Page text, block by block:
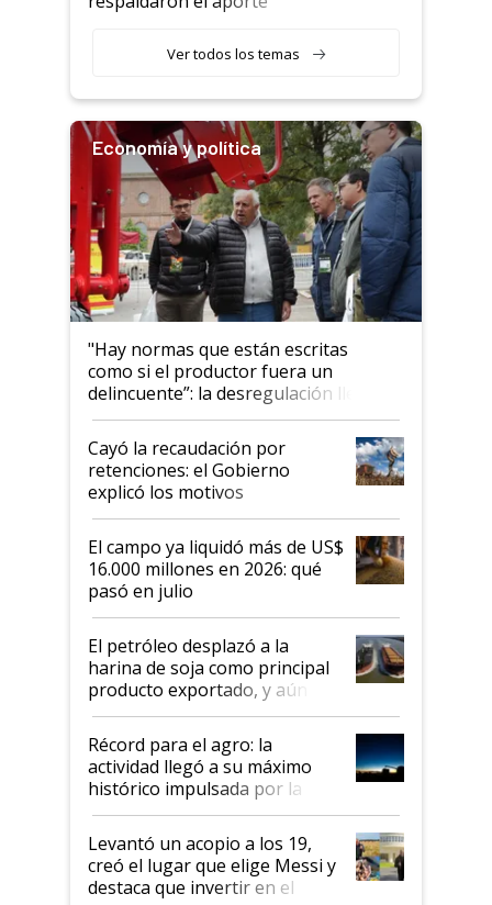
haciendo currículum"
Ver todos los temas
Economía y política
"Hay normas que están escritas
como si el productor fuera un
delincuente”: la desregulación llegó
al Congreso Aapresid y hasta se
habló del financiamiento al IPCVA
Cayó la recaudación por
retenciones: el Gobierno
explicó los motivos
El campo ya liquidó más de US$
16.000 millones en 2026: qué
pasó en julio
El petróleo desplazó a la
harina de soja como principal
producto exportado, y aún así
el agro aportó casi seis de cada
diez dólares y sostuvo el
liderazgo en un semestre
récord
Récord para el agro: la
actividad llegó a su máximo
histórico impulsada por la
cosecha y las exportaciones
Levantó un acopio a los 19,
creó el lugar que elige Messi y
destaca que invertir en el